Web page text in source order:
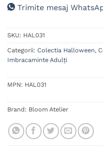
Trimite mesaj
SKU: HAL031
Categorii: Colectia Halloween,
Imbracaminte Adulți
MPN: HAL031
Brand: Bloom Atelier